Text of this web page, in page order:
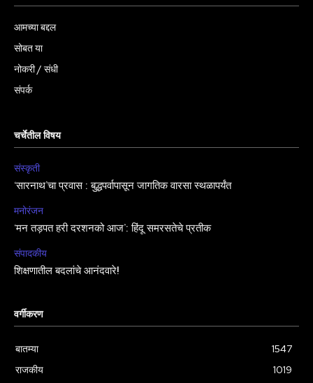
आमच्या बद्दल
सोबत या
नोकरी / संधी
संपर्क
चर्चेतील विषय
संस्कृती
‘सारनाथ’चा प्रवास : बुद्धपर्वापासून जागतिक वारसा स्थळापर्यंत
मनोरंजन
‘मन तड़पत हरी दरशनको आज’: हिंदू समरसतेचे प्रतीक
संपादकीय
शिक्षणातील बदलांचे आनंदवारे!
वर्गीकरण
बातम्या
1547
राजकीय
1019